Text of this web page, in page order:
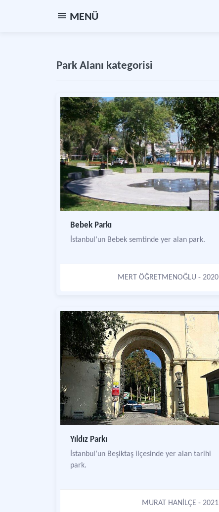
MENÜ
Park Alanı kategorisi
Bebek Parkı
İstanbul’un Bebek semtinde yer alan park.
MERT ÖĞRETMENOĞLU - 2020
Yıldız Parkı
İstanbul’un Beşiktaş ilçesinde yer alan tarihi
park.
MURAT HANİLÇE - 2021